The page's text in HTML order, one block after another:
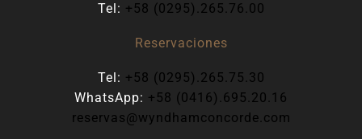
Tel: +58 (0295).265.76.00
Reservaciones
Tel: +58 (0295).265.75.30
WhatsApp: +58 (0416).695.20.16
reservas@wyndhamconcorde.com